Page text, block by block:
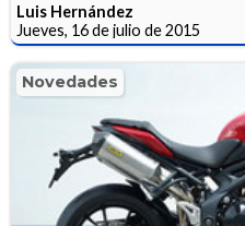
Luis Hernández
Jueves, 16 de julio de 2015
Novedades